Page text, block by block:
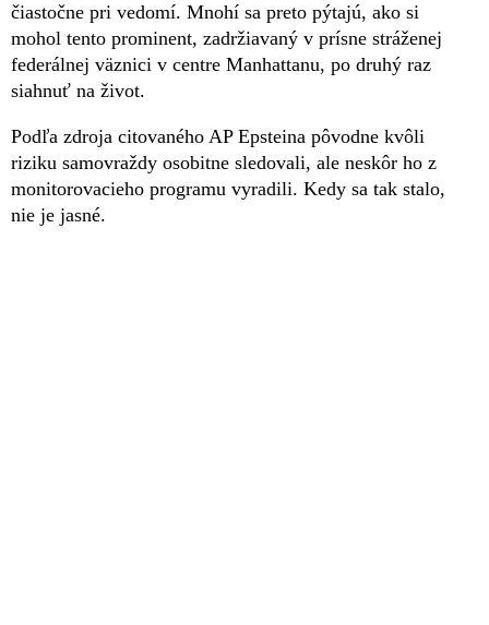
čiastočne pri vedomí. Mnohí sa preto pýtajú, ako si
mohol tento prominent, zadržiavaný v prísne stráženej
federálnej väznici v centre Manhattanu, po druhý raz
siahnuť na život.
Podľa zdroja citovaného AP Epsteina pôvodne kvôli
riziku samovraždy osobitne sledovali, ale neskôr ho z
monitorovacieho programu vyradili. Kedy sa tak stalo,
nie je jasné.